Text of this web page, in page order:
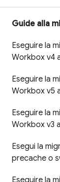
Guide alla
Eseguire la
Workbox v4
Eseguire la
Workbox v5
Eseguire la
Workbox v3
Esegui la
precache o
Eseguire la